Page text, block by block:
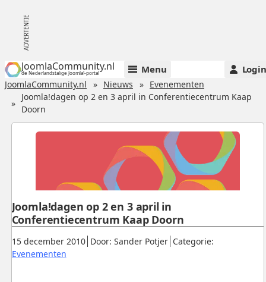
JoomlaCommunity.nl
de Nederlandstalige Joomla!-portal Menu Login
JoomlaCommunity.nl Nieuws
Evenementen
Joomla!dagen op 2 en 3 april in Conferentiecentrum Kaap
Doorn
Gepubliceerd:
15 december 2010. Door: Sander Potjer. Categorie:
Evenementen.
Joomla!dagen op 2 en 3 april in
Conferentiecentrum Kaap Doorn